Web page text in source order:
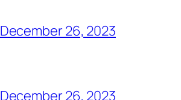
December 26, 2023
December 26, 2023